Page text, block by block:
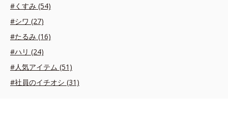
#くすみ (54)
#シワ (27)
#たるみ (16)
#ハリ (24)
#人気アイテム (51)
#社員のイチオシ (31)